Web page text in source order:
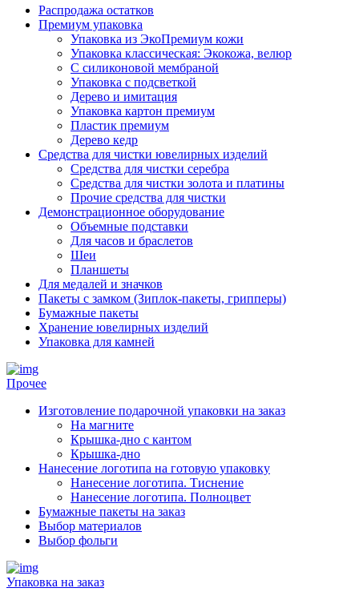
Распродажа остатков
Премиум упаковка
Упаковка из ЭкоПремиум кожи
Упаковка классическая: Экокожа, велюр
С силиконовой мембраной
Упаковка с подсветкой
Дерево и имитация
Упаковка картон премиум
Пластик премиум
Дерево кедр
Средства для чистки ювелирных изделий
Средства для чистки серебра
Средства для чистки золота и платины
Прочие средства для чистки
Демонстрационное оборудование
Объемные подставки
Для часов и браслетов
Шеи
Планшеты
Для медалей и значков
Пакеты с замком (Зиплок-пакеты, грипперы)
Бумажные пакеты
Хранение ювелирных изделий
Упаковка для камней
Прочее
Изготовление подарочной упаковки на заказ
На магните
Крышка-дно с кантом
Крышка-дно
Нанесение логотипа на готовую упаковку
Нанесение логотипа. Тиснение
Нанесение логотипа. Полноцвет
Бумажные пакеты на заказ
Выбор материалов
Выбор фольги
Упаковка на заказ